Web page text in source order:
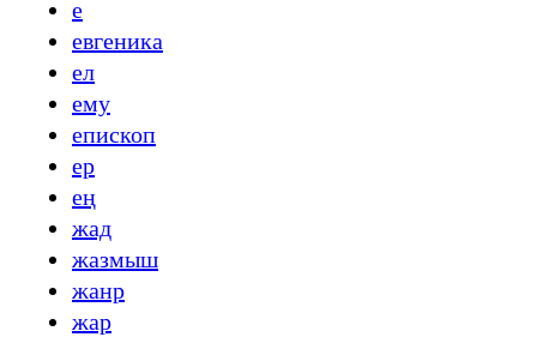
е
евгеника
ел
ему
епископ
ер
ең
жад
жазмыш
жанр
жар